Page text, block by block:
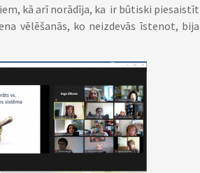
kā arī norādīja, ka ir būtiski piesaistīt
vēlēšanās, ko neizdevās īstenot, bija